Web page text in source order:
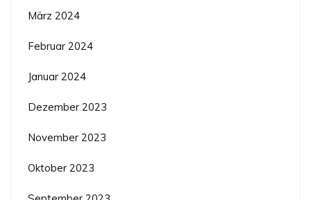
März 2024
Februar 2024
Januar 2024
Dezember 2023
November 2023
Oktober 2023